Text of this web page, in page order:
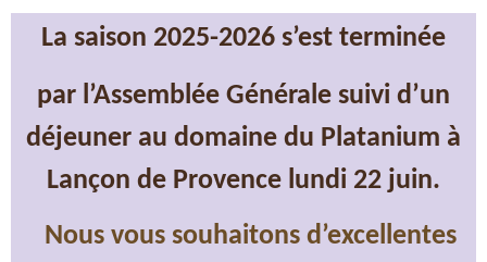
La saison 2025-2026 s’est terminée
par l’Assemblée Générale suivi d’un
déjeuner au domaine du Platanium à
Lançon de Provence lundi 22 juin.
Nous vous souhaitons d’excellentes